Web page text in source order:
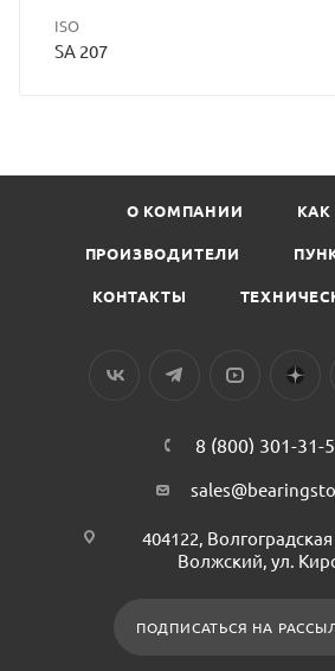
ISO
SA 207
О КОМПАНИИ КАК
ПРОИЗВОДИТЕЛИ
КОНТАКТЫ
8 (800) 301-31-
404122, Волгоградская
Волжский, ул.
ПОДПИСАТЬСЯ НА